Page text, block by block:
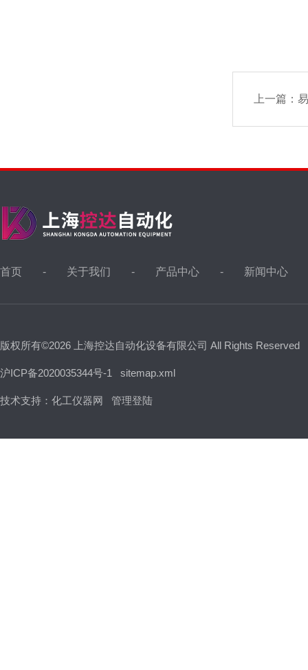
上一篇：
首页 关于我们 产品中心 新闻中心
版权所有©2026 上海控达自动化设备有限公司 All Rights Reserved
沪ICP备2020035344号-1 sitemap.xml
技术支持： 化工仪器网 管理登陆